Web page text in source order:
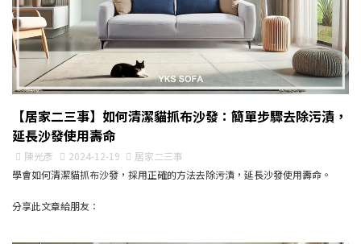
【居家二三事】如何清潔貓抓布沙發：簡單步驟去除污漬，
延長沙發使用壽命
陳光彥 2024-12-19
居家二三事
學會如何清潔貓抓布沙發，採用正確的方法去除污漬，延長沙發使用壽命。
分享此文章給朋友：